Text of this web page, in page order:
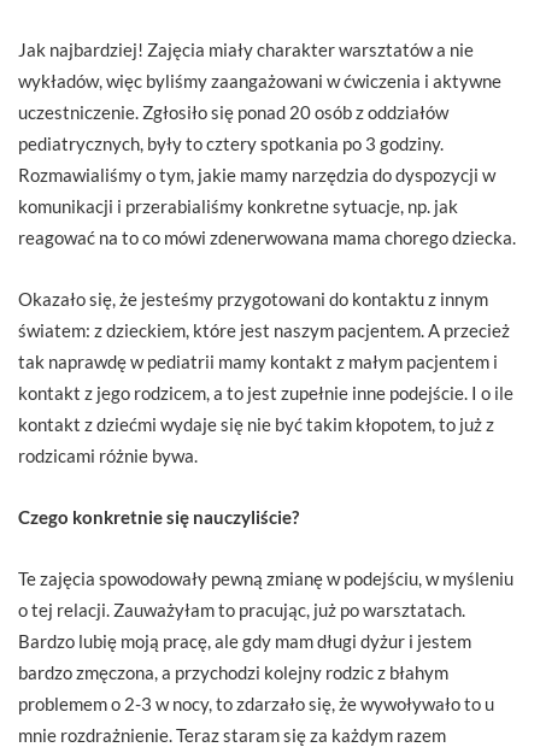
Jak najbardziej! Zajęcia miały charakter warsztatów a nie
wykładów, więc byliśmy zaangażowani w ćwiczenia i aktywne
uczestniczenie. Zgłosiło się ponad 20 osób z oddziałów
pediatrycznych, były to cztery spotkania po 3 godziny.
Rozmawialiśmy o tym, jakie mamy narzędzia do dyspozycji w
komunikacji i przerabialiśmy konkretne sytuacje, np. jak
reagować na to co mówi zdenerwowana mama chorego dziecka.
Okazało się, że jesteśmy przygotowani do kontaktu z innym
światem: z dzieckiem, które jest naszym pacjentem. A przecież
tak naprawdę w pediatrii mamy kontakt z małym pacjentem i
kontakt z jego rodzicem, a to jest zupełnie inne podejście. I o ile
kontakt z dziećmi wydaje się nie być takim kłopotem, to już z
rodzicami różnie bywa.
Czego konkretnie się nauczyliście?
Te zajęcia spowodowały pewną zmianę w podejściu, w myśleniu
o tej relacji. Zauważyłam to pracując, już po warsztatach.
Bardzo lubię moją pracę, ale gdy mam długi dyżur i jestem
bardzo zmęczona, a przychodzi kolejny rodzic z błahym
problemem o 2-3 w nocy, to zdarzało się, że wywoływało to u
mnie rozdrażnienie. Teraz staram się za każdym razem